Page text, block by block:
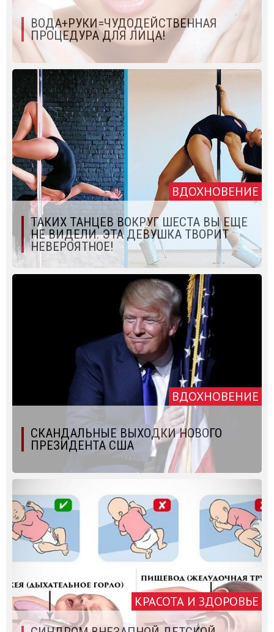
ВОДА+РУКИ=ЧУДОДЕЙСТВЕННАЯ
ПРОЦЕДУРА ДЛЯ ЛИЦА!
ВДОХНОВЕНИЕ
ТАКИХ ТАНЦЕВ ВОКРУГ ШЕСТА ВЫ ЕЩЕ
НЕ ВИДЕЛИ. ЭТА ДЕВУШКА ТВОРИТ
НЕВЕРОЯТНОЕ!
ВДОХНОВЕНИЕ
СКАНДАЛЬНЫЕ ВЫХОДКИ НОВОГО
ПРЕЗИДЕНТА США
КРАСОТА И ЗДОРОВЬЕ